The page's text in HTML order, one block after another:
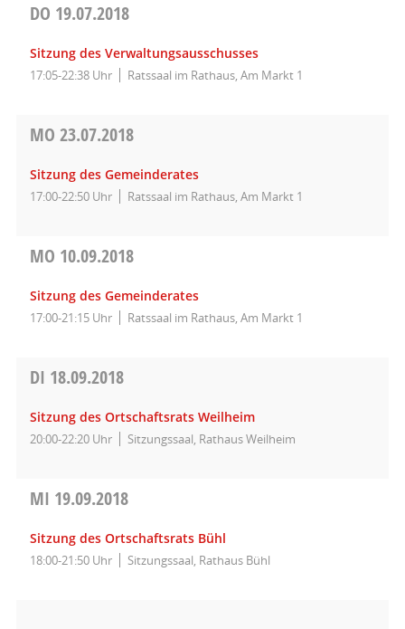
DO 19.07.2018
Sitzung des Verwaltungsausschusses
17:05-22:38 Uhr Ratssaal im Rathaus, Am Markt 1
MO 23.07.2018
Sitzung des Gemeinderates
17:00-22:50 Uhr Ratssaal im Rathaus, Am Markt 1
MO 10.09.2018
Sitzung des Gemeinderates
17:00-21:15 Uhr Ratssaal im Rathaus, Am Markt 1
DI 18.09.2018
Sitzung des Ortschaftsrats Weilheim
20:00-22:20 Uhr Sitzungssaal, Rathaus Weilheim
MI 19.09.2018
Sitzung des Ortschaftsrats Bühl
18:00-21:50 Uhr Sitzungssaal, Rathaus Bühl